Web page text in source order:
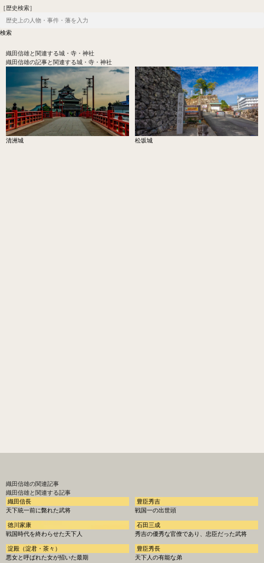
［歴史検索］
織田信雄と関連する城・寺・神社
織田信雄の記事と関連する城・寺・神社
清洲城 松坂城
織田信雄の関連記事
織田信雄と関連する記事
織田信長
天下統一前に斃れた武将
豊臣秀吉
戦国一の出世頭
徳川家康
戦国時代を終わらせた天下人
石田三成
秀吉の優秀な官僚であり、忠臣だった武将
淀殿（淀君・茶々）
悪女と呼ばれた女が招いた最期
豊臣秀長
天下人の有能な弟